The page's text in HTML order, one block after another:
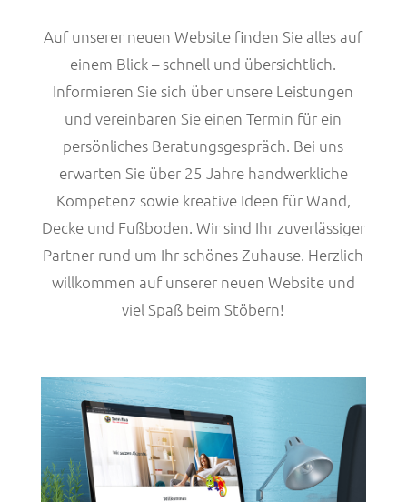
Auf unserer neuen Website finden Sie alles auf
einem Blick – schnell und übersichtlich.
Informieren Sie sich über unsere Leistungen
und vereinbaren Sie einen Termin für ein
persönliches Beratungsgespräch. Bei uns
erwarten Sie über 25 Jahre handwerkliche
Kompetenz sowie kreative Ideen für Wand,
Decke und Fußboden. Wir sind Ihr zuverlässiger
Partner rund um Ihr schönes Zuhause. Herzlich
willkommen auf unserer neuen Website und
viel Spaß beim Stöbern!